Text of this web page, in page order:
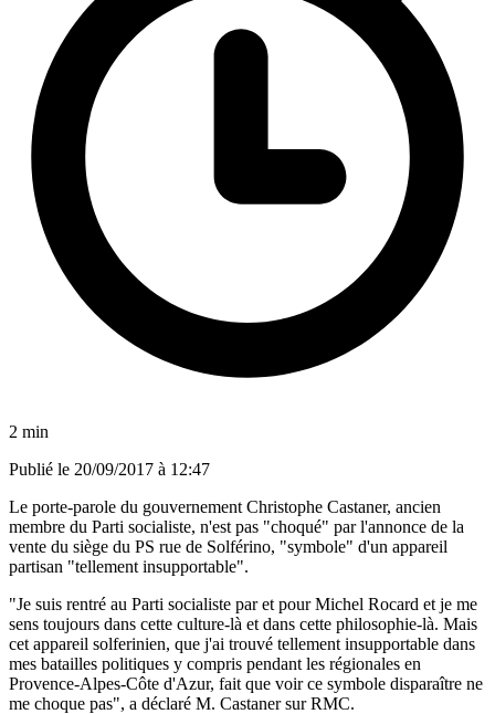
2 min
Publié le 20/09/2017 à 12:47
Le porte-parole du gouvernement Christophe Castaner, ancien
membre du Parti socialiste, n'est pas "choqué" par l'annonce de la
vente du siège du PS rue de Solférino, "symbole" d'un appareil
partisan "tellement insupportable".
"Je suis rentré au Parti socialiste par et pour Michel Rocard et je me
sens toujours dans cette culture-là et dans cette philosophie-là. Mais
cet appareil solferinien, que j'ai trouvé tellement insupportable dans
mes batailles politiques y compris pendant les régionales en
Provence-Alpes-Côte d'Azur, fait que voir ce symbole disparaître ne
me choque pas", a déclaré M. Castaner sur RMC.